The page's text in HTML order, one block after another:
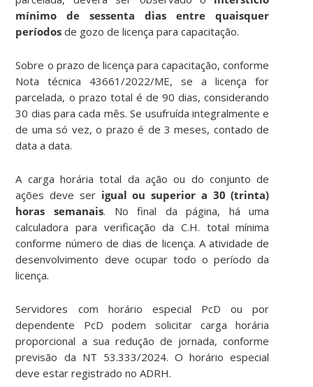
mínimo de sessenta dias entre quaisquer
períodos de gozo de licença para capacitação.
Sobre o prazo de licença para capacitação, conforme
Nota técnica 43661/2022/ME, se a licença for
parcelada, o prazo total é de 90 dias, considerando
30 dias para cada mês. Se usufruída integralmente e
de uma só vez, o prazo é de 3 meses, contado de
data a data.
A carga horária total da ação ou do conjunto de
ações deve ser igual ou superior a 30 (trinta)
horas semanais. No final da página, há uma
calculadora para verificação da C.H. total mínima
conforme número de dias de licença. A atividade de
desenvolvimento deve ocupar todo o período da
licença.
Servidores com horário especial PcD ou por
dependente PcD podem solicitar carga horária
proporcional a sua redução de jornada, conforme
previsão da NT 53.333/2024. O horário especial
deve estar registrado no ADRH.